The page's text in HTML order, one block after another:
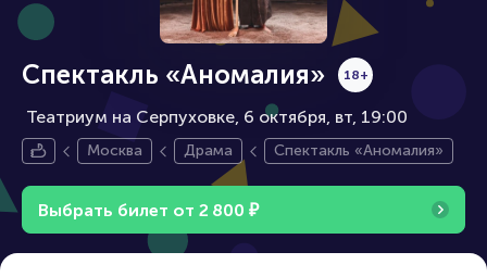
Спектакль «Аномалия»
Театриум на Серпуховке, 6 октября
18+
вт, 19:00
Москва Драма Спектакль «Аномалия»
Выбрать билет от 2 800 ₽